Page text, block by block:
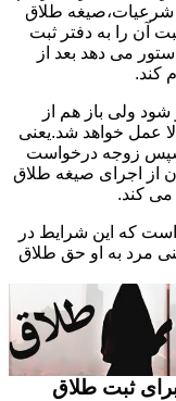
شرعیات،صیغه طلاق
آن را به دفتر ثبت
می دهد بعد از
کند.
ولی باز هم از
عمل خواهد شد.یعنی
زوجه درخواست
از اجرای صیغه طلاق
می کند.
است که این شرایط در
مرد به او حق طلاق
ثبت طلاق